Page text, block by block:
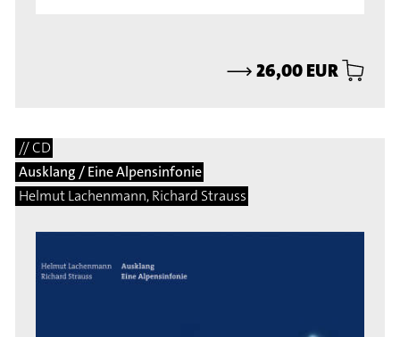
⟶26,00 EUR
// CD
Ausklang / Eine Alpensinfonie
Helmut Lachenmann, Richard Strauss